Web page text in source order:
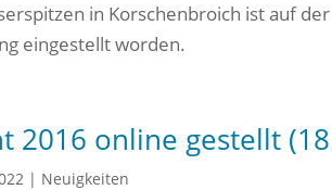
in Korschenbroich ist auf
eingestellt worden.
2016 online gestellt
| Neuigkeiten